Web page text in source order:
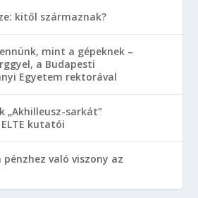
kitől származnak?
mint a gépeknek –
a Budapesti
Egyetem rektorával
„Akhilleusz-sarkát”
kutatói
való viszony az